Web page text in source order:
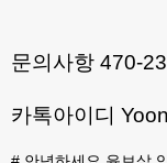
문의사항 470-
카톡아이디